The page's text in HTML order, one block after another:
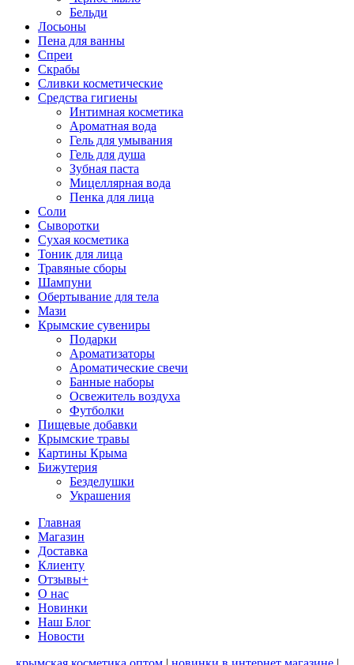
Бельди
Лосьоны
Пена для ванны
Спреи
Скрабы
Сливки косметические
Средства гигиены
Интимная косметика
Ароматная вода
Гель для умывания
Гель для душа
Зубная паста
Мицеллярная вода
Пенка для лица
Соли
Сыворотки
Сухая косметика
Тоник для лица
Травяные сборы
Шампуни
Обертывание для тела
Мази
Крымские сувениры
Подарки
Ароматизаторы
Ароматические свечи
Банные наборы
Освежитель воздуха
Футболки
Пищевые добавки
Крымские травы
Картины Крыма
Бижутерия
Безделушки
Украшения
Главная
Магазин
Доставка
Клиенту
Отзывы+
О нас
Новинки
Наш Блог
Новости